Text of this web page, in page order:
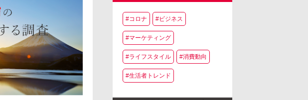
#コロナ #ビジネス
#マーケティング
#ライフスタイル #消費動向
#生活者トレンド